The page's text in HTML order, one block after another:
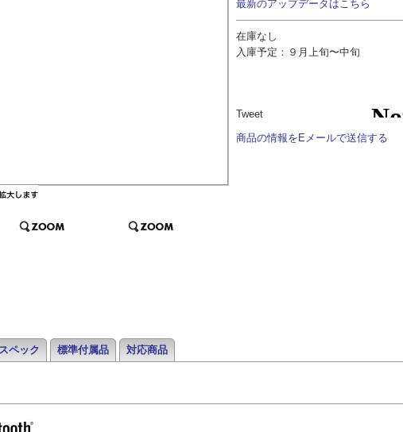
最新のアップデータはこちら
在庫なし
入庫予定：９月上旬〜中旬
Tweet
商品の情報をEメールで送信する
ペック 標準付属品 対応商品